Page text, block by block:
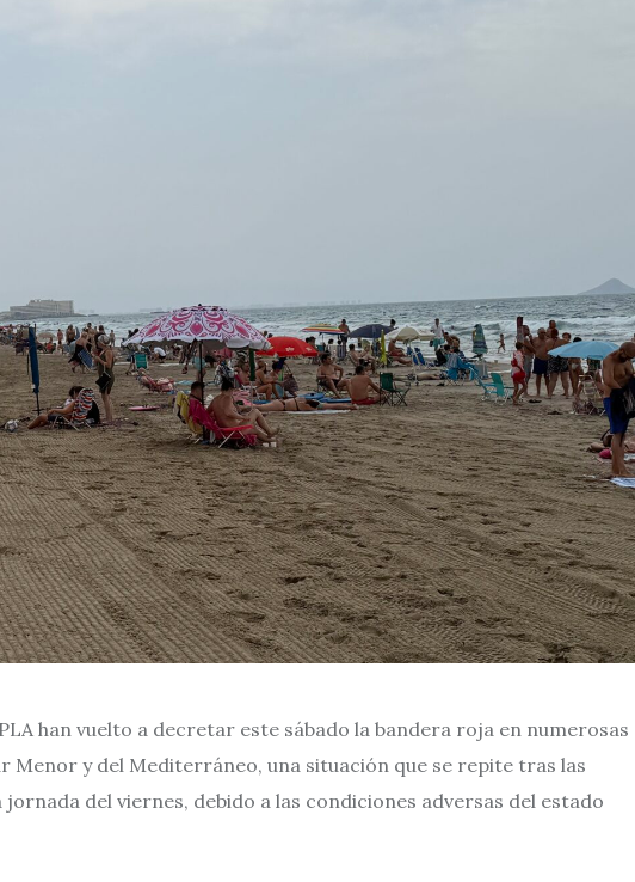
han vuelto a decretar este sábado la bandera roja en numerosas
Menor y del Mediterráneo, una situación que se repite tras las
del viernes, debido a las condiciones adversas del estado